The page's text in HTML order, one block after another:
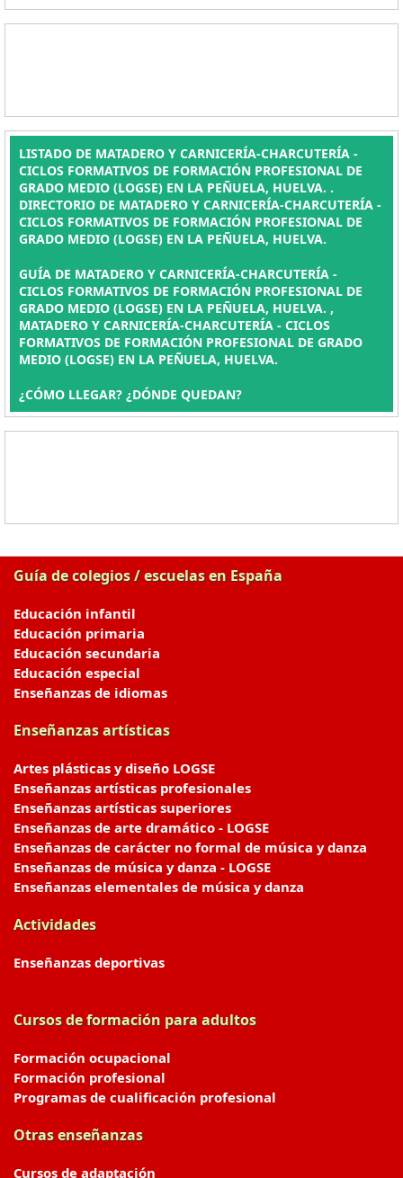
LISTADO DE MATADERO Y CARNICERÍA-CHARCUTERÍA -
CICLOS FORMATIVOS DE FORMACIÓN PROFESIONAL DE
GRADO MEDIO (LOGSE) EN LA PEÑUELA, HUELVA. .
DIRECTORIO DE MATADERO Y CARNICERÍA-CHARCUTERÍA -
CICLOS FORMATIVOS DE FORMACIÓN PROFESIONAL DE
GRADO MEDIO (LOGSE) EN LA PEÑUELA, HUELVA.
GUÍA DE MATADERO Y CARNICERÍA-CHARCUTERÍA -
CICLOS FORMATIVOS DE FORMACIÓN PROFESIONAL DE
GRADO MEDIO (LOGSE) EN LA PEÑUELA, HUELVA. ,
MATADERO Y CARNICERÍA-CHARCUTERÍA - CICLOS
FORMATIVOS DE FORMACIÓN PROFESIONAL DE GRADO
MEDIO (LOGSE) EN LA PEÑUELA, HUELVA.
¿CÓMO LLEGAR? ¿DÓNDE QUEDAN?
Guía de colegios / escuelas en España
Educación infantil
Educación primaria
Educación secundaria
Educación especial
Enseñanzas de idiomas
Enseñanzas artísticas
Artes plásticas y diseño LOGSE
Enseñanzas artísticas profesionales
Enseñanzas artísticas superiores
Enseñanzas de arte dramático - LOGSE
Enseñanzas de carácter no formal de música y danza
Enseñanzas de música y danza - LOGSE
Enseñanzas elementales de música y danza
Actividades
Enseñanzas deportivas
Cursos de formación para adultos
Formación ocupacional
Formación profesional
Programas de cualificación profesional
Otras enseñanzas
Cursos de adaptación